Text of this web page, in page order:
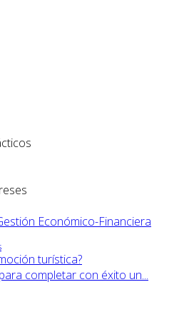
Económico-Financiera
turística?
completar con éxito un...